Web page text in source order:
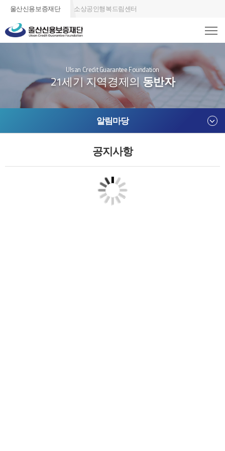
울산신용보증재단 소상공인행복드림센터
Ulsan Credit Guarantee Foundation
21세기 지역경제의동반자
알림마당
공지사항